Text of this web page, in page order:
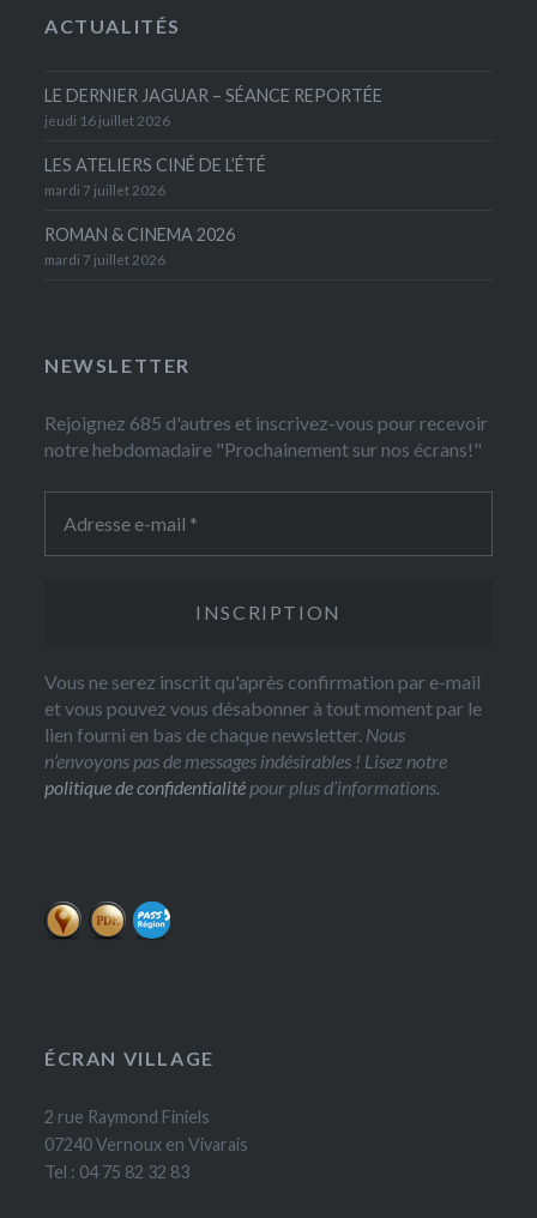
ACTUALITÉS
LE DERNIER JAGUAR – SÉANCE REPORTÉE
jeudi 16 juillet 2026
LES ATELIERS CINÉ DE L’ÉTÉ
mardi 7 juillet 2026
ROMAN & CINEMA 2026
mardi 7 juillet 2026
NEWSLETTER
Rejoignez 685 d'autres et inscrivez-vous pour recevoir
notre hebdomadaire "Prochainement sur nos écrans!"
Vous ne serez inscrit qu'après confirmation par e-mail
et vous pouvez vous désabonner à tout moment par le
lien fourni en bas de chaque newsletter. Nous
n’envoyons pas de messages indésirables ! Lisez notre
politique de confidentialité pour plus d’informations.
ÉCRAN VILLAGE
2 rue Raymond Finiels
07240 Vernoux en Vivarais
Tel : 04 75 82 32 83